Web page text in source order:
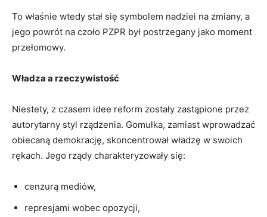
To właśnie wtedy stał się symbolem nadziei na zmiany, a
jego powrót na czoło PZPR był postrzegany jako moment
przełomowy.
Władza a rzeczywistość
Niestety, z czasem idee reform zostały zastąpione przez
autorytarny styl rządzenia. Gomułka, zamiast wprowadzać
obiecaną demokrację, skoncentrował władzę w swoich
rękach. Jego rządy charakteryzowały się:
cenzurą mediów,
represjami wobec opozycji,